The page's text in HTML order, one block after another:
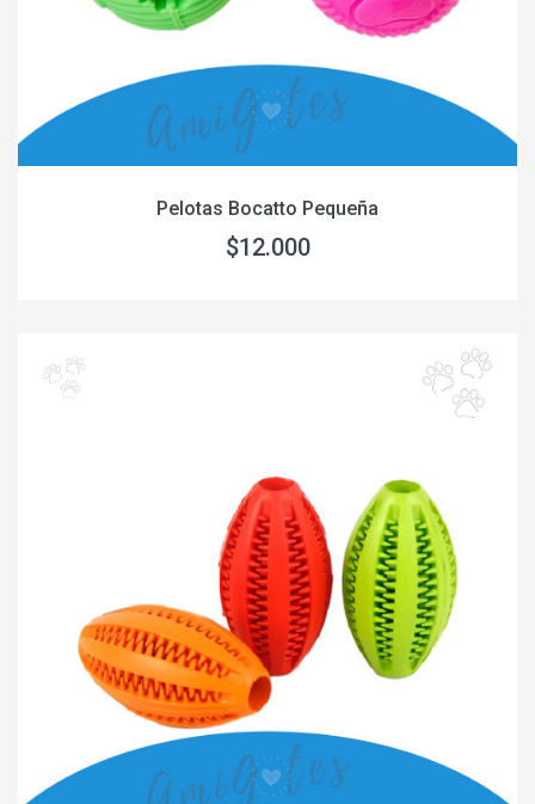
Pelotas Bocatto Pequeña
$12.000